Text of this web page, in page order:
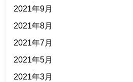
2021年9月
2021年8月
2021年7月
2021年5月
2021年3月